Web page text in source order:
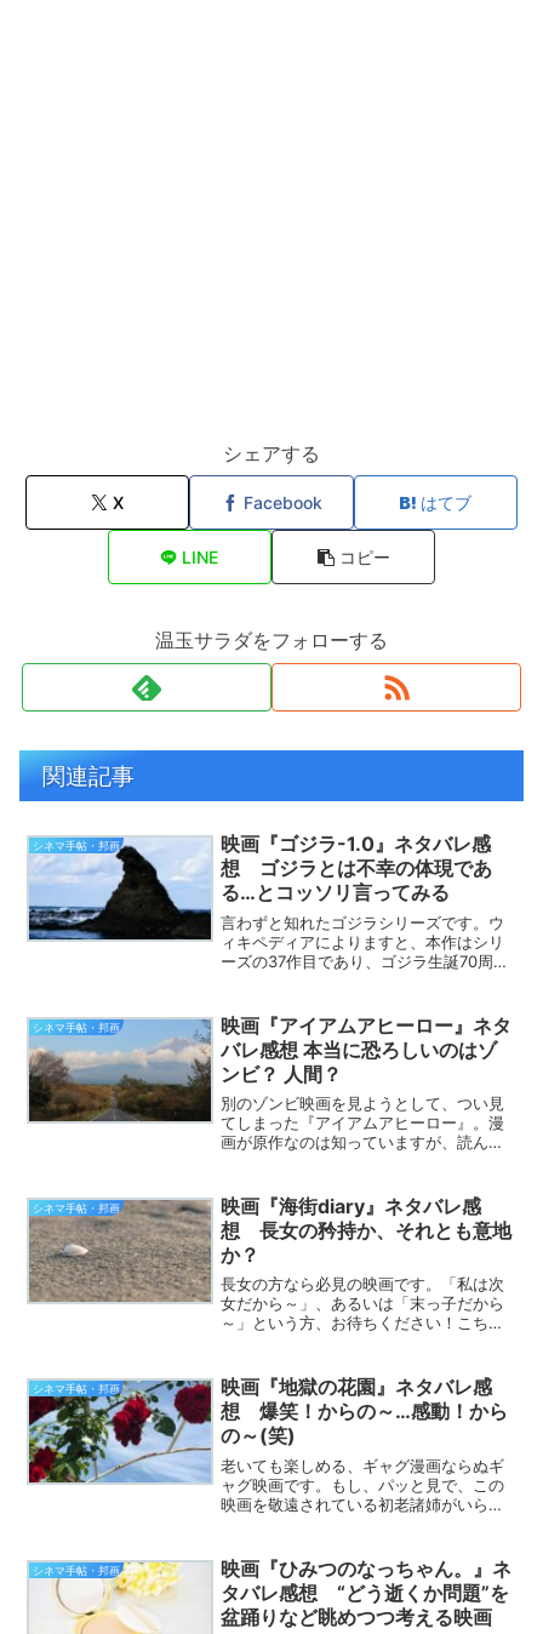
シェアする
X Facebook はてブ
LINE コピー
温玉サラダをフォローする
関連記事
シネマ手帖・邦画
映画『ゴジラ-1.0』ネタバレ感
想 ゴジラとは不幸の体現であ
る…とコッソリ言ってみる
言わずと知れたゴジラシリーズです。ウ
ィキペディアによりますと、本作はシリ
ーズの37作目であり、ゴジラ生誕70周年
述べてもいいのだろうかとビビりつつ、
こっそり語ってみたい...
シネマ手帖・邦画
映画『アイアムアヒーロー』ネタ
バレ感想 本当に恐ろしいのはゾ
ンビ？ 人間？
別のゾンビ映画を見ようとして、つい見
てしまった『アイアムアヒーロー』。漫
画が原作なのは知っていますが、読んだ
に、この映画は楽しめました！ホラー映
画なので、楽しめた＝十分に...
シネマ手帖・邦画
映画『海街diary』ネタバレ感
想 長女の矜持か、それとも意地
か？
長女の方なら必見の映画です。「私は次
女だから～」、あるいは「末っ子だから
～」という方、お待ちください！こち
というわけで、『海街diary』の感想を語
ってみたいと思います...
シネマ手帖・邦画
映画『地獄の花園』ネタバレ感
想 爆笑！からの～…感動！から
の～(笑)
老いても楽しめる、ギャグ漫画ならぬギ
ャグ映画です。もし、パッと見で、この
映画を敬遠されている初老諸姉がいらっ
語ってみたいと思います。この映画、脚
本は芸人のバカリズムさん...
シネマ手帖・邦画
映画『ひみつのなっちゃん。』ネ
タバレ感想 “どう逝くか問題”を
盆踊りなど眺めつつ考える映画